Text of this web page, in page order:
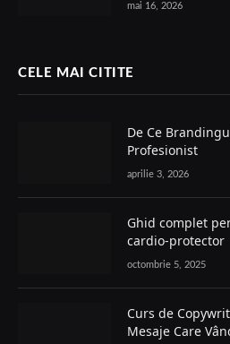
mai 16, 2026
CELE MAI CITITE
De Ce
Profesionist
aprilie 3, 2026
Ghid complet
cardio-protector
octombrie 5, 2025
Curs de
Mesaje Care